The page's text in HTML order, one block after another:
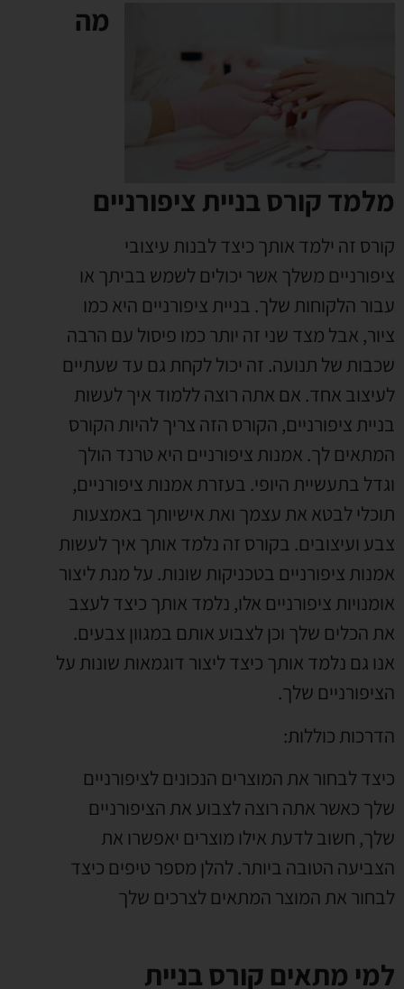
מה
מלמד קורס בניית ציפורניים
קורס זה ילמד אותך כיצד לבנות עיצובי
ציפורניים משלך אשר יכולים לשמש בביתך או
עבור הלקוחות שלך. בניית ציפורניים היא כמו
ציור, אבל מצד שני זה יותר כמו פיסול עם הרבה
שכבות של תנועה. זה יכול לקחת גם עד שעתיים
לעיצוב אחד. אם אתה רוצה ללמוד איך לעשות
בניית ציפורניים, הקורס הזה צריך להיות הקורס
המתאים לך. אמנות ציפורניים היא טרנד הולך
וגדל בתעשיית היופי. בעזרת אמנות ציפורניים,
תוכלי לבטא את עצמך ואת אישיותך באמצעות
צבע ועיצובים. בקורס זה נלמד אותך איך לעשות
אמנות ציפורניים בטכניקות שונות. על מנת ליצור
אומנויות ציפורניים אלו, נלמד אותך כיצד לעצב
את הכלים שלך וכן לצבוע אותם במגוון צבעים.
אנו גם נלמד אותך כיצד ליצור דוגמאות שונות על
הציפורניים שלך.
הדרכות כוללות:
כיצד לבחור את המוצרים הנכונים לציפורניים
שלך כאשר אתה רוצה לצבוע את הציפורניים
שלך, חשוב לדעת אילו מוצרים יאפשרו את
הצביעה הטובה ביותר. להלן מספר טיפים כיצד
לבחור את המוצר המתאים לצרכים שלך
למי מתאים קורס בניית